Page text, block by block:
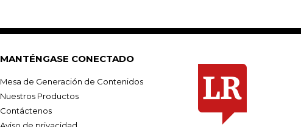
MANTÉNGASE CONECTADO
Mesa de Generación de Contenidos
Nuestros Productos
Contáctenos